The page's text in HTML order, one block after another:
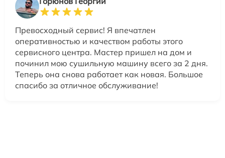
Превосходный сервис! Я впечатлен
оперативностью и качеством работы этого
сервисного центра. Мастер пришел на дом и
починил мою сушильную машину всего за 2 дня.
Теперь она снова работает как новая. Большое
спасибо за отличное обслуживание!